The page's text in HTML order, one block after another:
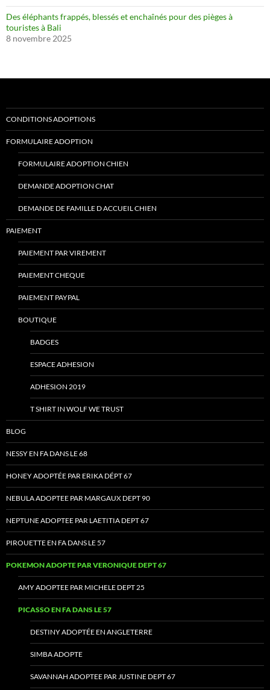
Des éléphants frappés, blessés et enchaînés pour des pièges à
touristes à Bali
8 novembre 2025
CONDITIONS ADOPTIONS
FORMULAIRE ADOPTION
FORMULAIRE ADOPTION CHIEN
DEMANDE ADOPTION CHAT
DEMANDE DE FAMILLE D ACCUEIL CHIEN
PAIEMENT
PAIEMENT PAR VIREMENT
PAIEMENT CHEQUE
PAIEMENT PAYPAL
BOUTIQUE
BADGES
ESPACE ADHESION
ADHESION 2019
T SHIRT IN WOLF WE TRUST
BLOG
NESSY EN FA DANS LE 68
HONEY ADOPTÉE PAR ERIKA DÉPT 67
NEBULA ADOPTEE PAR MARGAUX DEPT 90
NEPTUNE ADOPTEE PAR LAETITIA DEPT 67
PIROUETTE EN FA DANS LE 57
POKEMON ADOPTE PAR VERONIQUE DEPT 67
AMY ADOPTEE PAR MICHELE DEPT 25
PICASSO EN FA DANS LE 57
DESTINY ADOPTÉE EN ANGLETERRE
SIMBA ADOPTE
SAVANNAH ADOPTEE PAR JUSTINE DEPT 67